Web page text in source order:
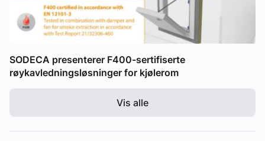
SODECA presenterer F400-sertifiserte
røykavledningsløsninger for kjølerom
Vis alle